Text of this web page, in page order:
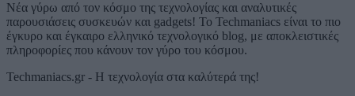
Νέα γύρω από τον κόσμο της τεχνολογίας και αναλυτικές
παρουσιάσεις συσκευών και gadgets! Το Techmaniacs είναι το πιο
έγκυρο και έγκαιρο ελληνικό τεχνολογικό blog, με αποκλειστικές
πληροφορίες που κάνουν τον γύρο του κόσμου.
Techmaniacs.gr - Η τεχνολογία στα καλύτερά της!